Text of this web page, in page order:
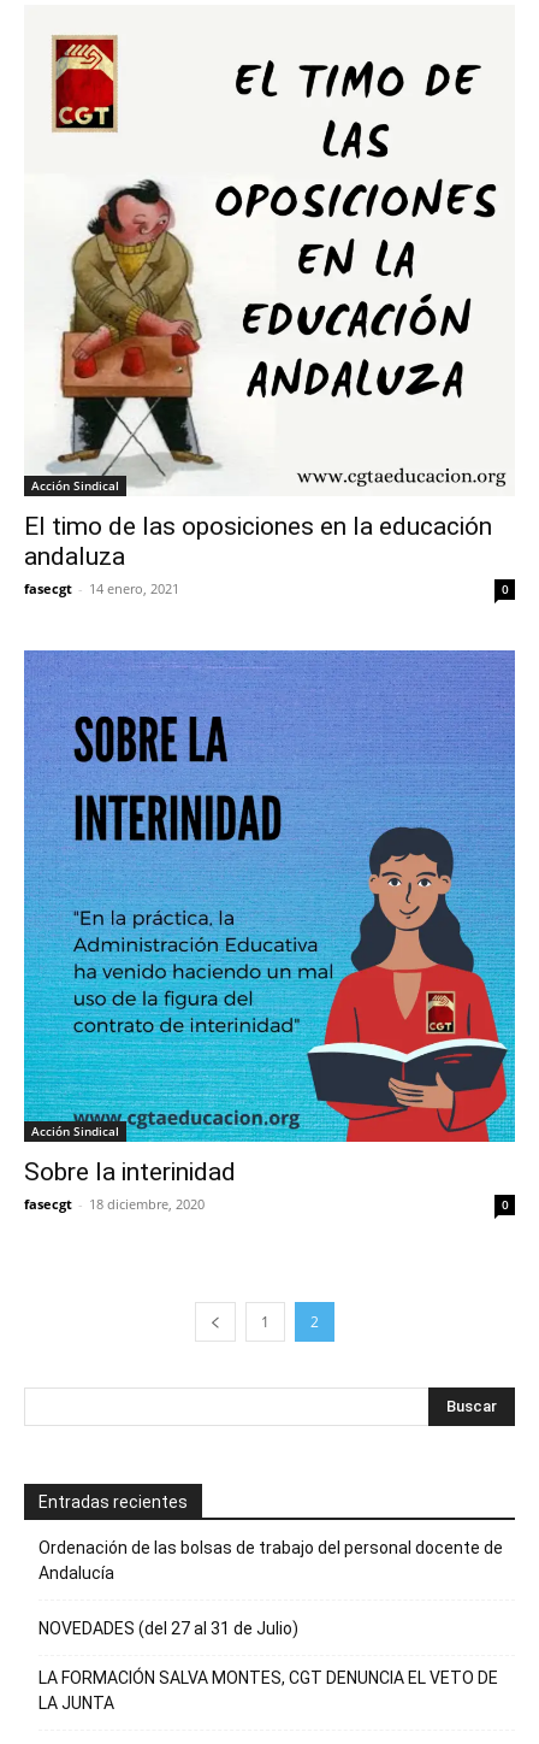
Acción Sindical
El timo de las oposiciones en la educación
andaluza
fasecgt - 14 enero, 2021 0
Acción Sindical
Sobre la interinidad
fasecgt - 18 diciembre, 2020 0
1 2
Entradas recientes
Ordenación de las bolsas de trabajo del personal docente de
Andalucía
NOVEDADES (del 27 al 31 de Julio)
LA FORMACIÓN SALVA MONTES, CGT DENUNCIA EL VETO DE
LA JUNTA